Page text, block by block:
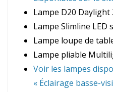
Lampe D20 Daylight
Lampe Slimline LED
Lampe loupe de
Lampe pliable
Voir les lampes
« Éclairage basse-